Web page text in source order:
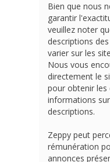
Bien que nous
garantir
veuillez noter
descriptions
varier sur les
Nous vous
directement le
pour obtenir les
informations
descriptions.
Zeppy peut
rémunération
annonces